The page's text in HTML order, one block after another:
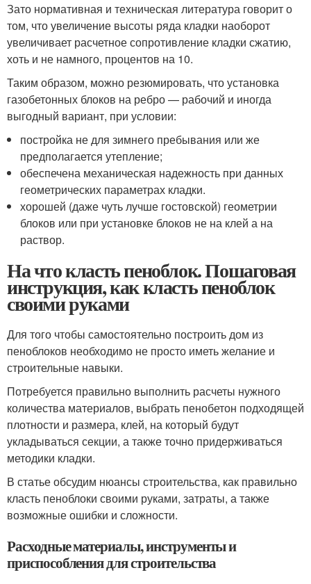
Зато нормативная и техническая литература говорит о
том, что увеличение высоты ряда кладки наоборот
увеличивает расчетное сопротивление кладки сжатию,
хоть и не намного, процентов на 10.
Таким образом, можно резюмировать, что установка
газобетонных блоков на ребро — рабочий и иногда
выгодный вариант, при условии:
постройка не для зимнего пребывания или же
предполагается утепление;
обеспечена механическая надежность при данных
геометрических параметрах кладки.
хорошей (даже чуть лучше гостовской) геометрии
блоков или при установке блоков не на клей а на
раствор.
На что класть пеноблок. Пошаговая
инструкция, как класть пеноблок
своими руками
Для того чтобы самостоятельно построить дом из
пеноблоков необходимо не просто иметь желание и
строительные навыки.
Потребуется правильно выполнить расчеты нужного
количества материалов, выбрать пенобетон подходящей
плотности и размера, клей, на который будут
укладываться секции, а также точно придерживаться
методики кладки.
В статье обсудим нюансы строительства, как правильно
класть пеноблоки своими руками, затраты, а также
возможные ошибки и сложности.
Расходные материалы, инструменты и
приспособления для строительства